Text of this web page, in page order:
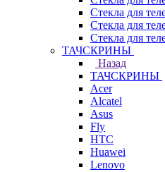
Стекла для
Стекла для
Стекла для
ТАЧСКРИНЫ
Назад
ТАЧСКРИНЫ
Acer
Alcatel
Asus
Fly
HTC
Huawei
Lenovo